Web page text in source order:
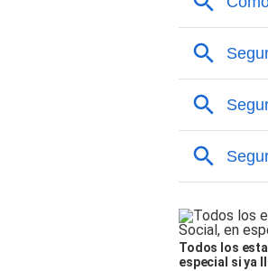
Todos los
especial si ya